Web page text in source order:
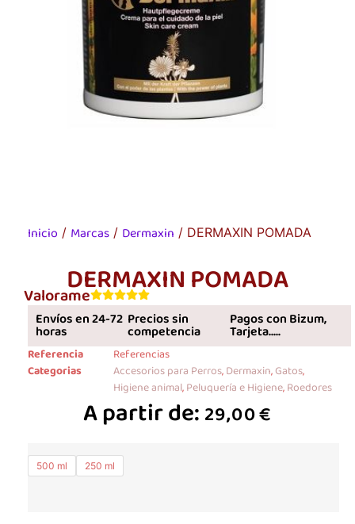
Inicio / Marcas / Dermaxin / DERMAXIN POMADA
DERMAXIN POMADA
Valorame
Envíos en 24-72
horas
Precios sin
competencia
Pagos con Bizum,
Tarjeta.....
Referencia
Referencias
Categorias
Accesorios para Perros,Dermaxin,Gatos,
Higiene animal,Peluquería e Higiene,Roedores
A partir de: 29,00€
500 ml 250 ml